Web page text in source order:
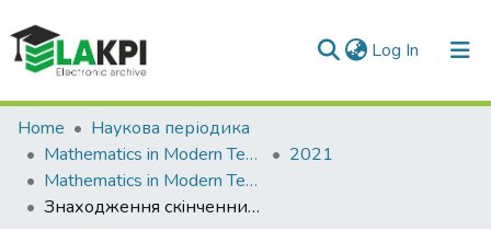
Log In (current)
Communities & Collections
All of DSpace
Statistics
Home
Наукова періодика
Mathematics in Modern Technical University
2021
Mathematics in Modern Technical University, Vol. 2021, No 1
Знаходження скiнченних сум, добуткiв таграниць деяких числових послiдовностей.Частина 2. Застосування методiв вищоїматематики. Вiдшукання сум рядiв